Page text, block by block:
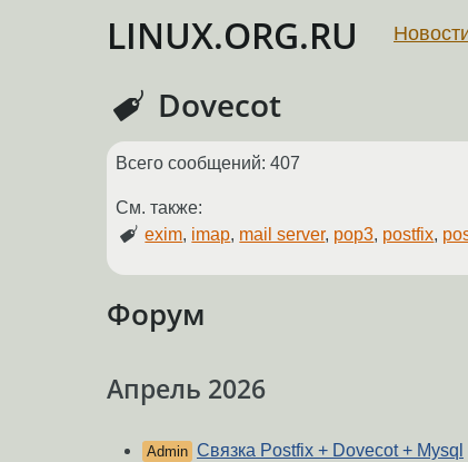
LINUX.ORG.RU
Dovecot
Всего сообщений: 407
См. также:
exim, imap, mail server, pop3, postfix,
Форум
Апрель 2026
Admin Связка Postfix + Dovecot + Mysql